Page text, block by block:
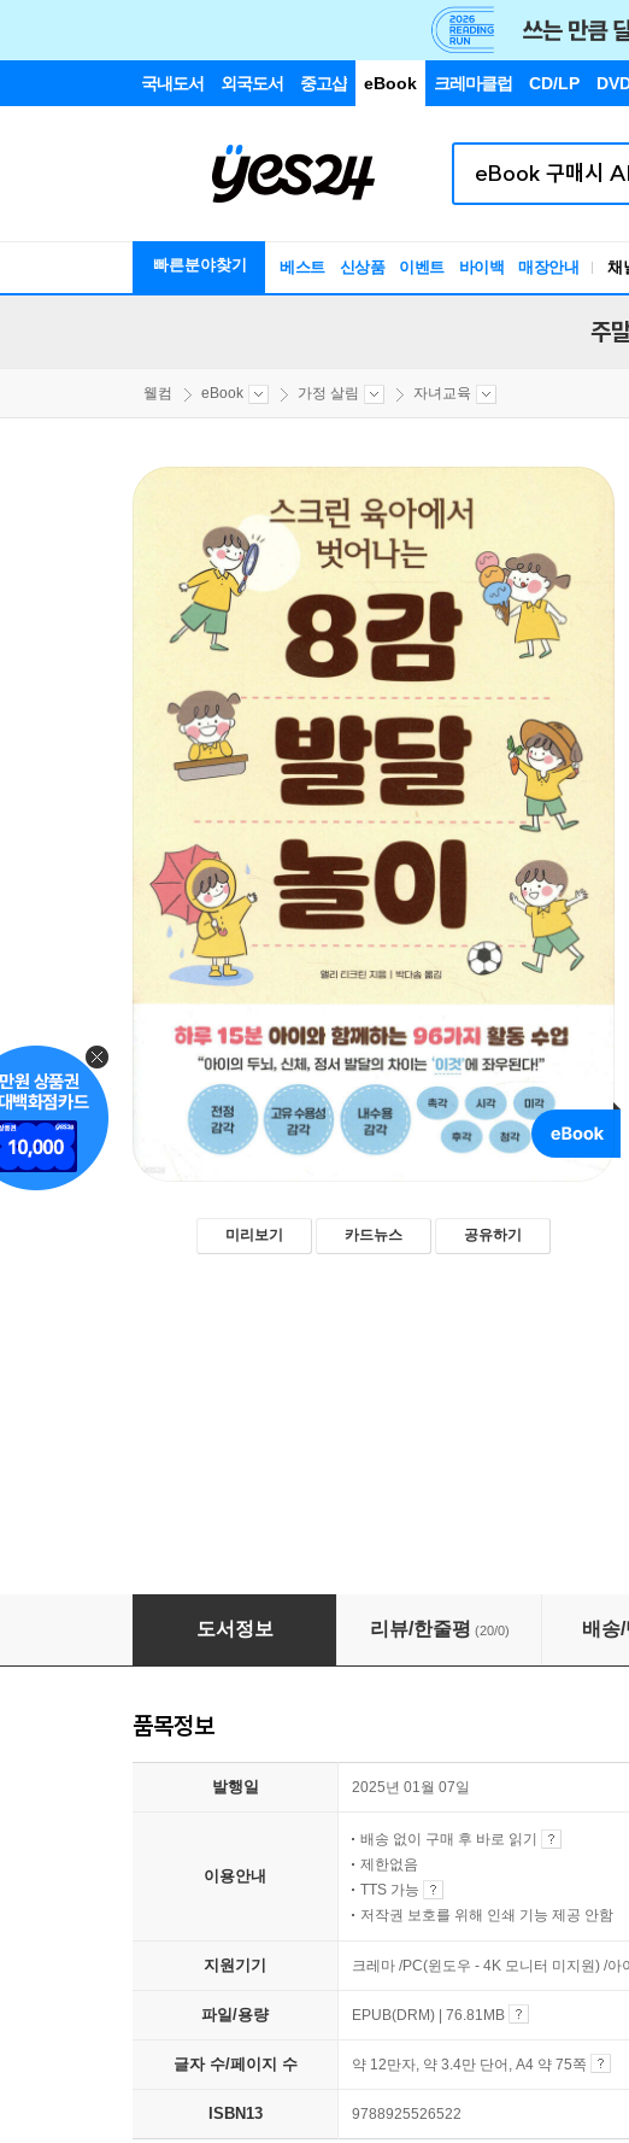
국내도서 외국도서 중고샵 eBook 크레마클럽 CD/LP
빠른분야찾기 베스트 신상품 이벤트 바이백 매장안내 채
주
웰컴 eBook 가정 살림 자녀교육
미리보기 카드뉴스 공유하기
8감 발달 놀이
도서정보 리뷰/한줄평 (20/0) 배송
품목정보
발행일 2025년 01월 07일
이용안내
배송 없이 구매 후 바로 읽기
제한없음
TTS 가능
저작권 보호를 위해 인쇄 기능 제공 안함
지원기기 크레마 /PC(윈도우 - 4K 모니터 미지원) /
파일/용량 EPUB(DRM) | 76.81MB
글자 수/페이지 수 약 12만자, 약 3.4만 단어, A4 약 75쪽
ISBN13 9788925526522